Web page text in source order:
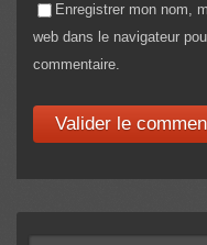
Enregistrer mon nom,
web dans le navigateur
commentaire.